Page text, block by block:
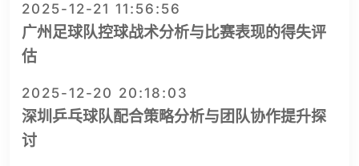
2025-12-21 11:56:56
广州足球队控球战术分析与比赛表现的得失评
估
2025-12-20 20:18:03
深圳乒乓球队配合策略分析与团队协作提升探
讨